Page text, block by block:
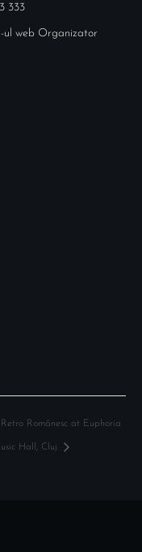
333
ul web Organizator
Retro Românesc at Euphoria
Hall, Cluj